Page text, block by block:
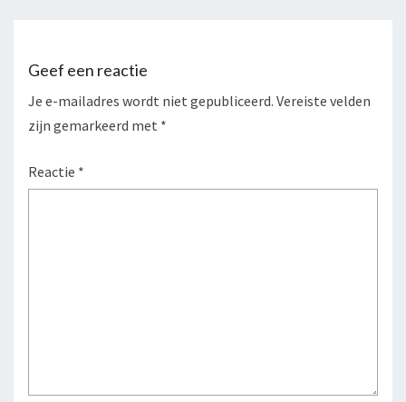
Geef een reactie
Je e-mailadres wordt niet gepubliceerd. Vereiste velden
zijn gemarkeerd met *
Reactie *